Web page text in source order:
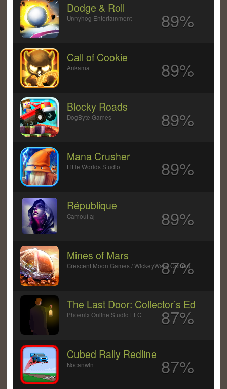
Dodge & Roll
Unnyhog Entertainment 89%
Call of Cookie
Ankama 89%
Blocky Roads
DogByte Games 89%
Mana Crusher
Little Worlds Studio 89%
République
Camouflaj 89%
Mines of Mars
Crescent Moon Games / WickeyWare Games
87%
The Last Door: Collector’s Ed
Phoenix Online Studio LLC 87%
Cubed Rally Redline
Nocanwin 87%